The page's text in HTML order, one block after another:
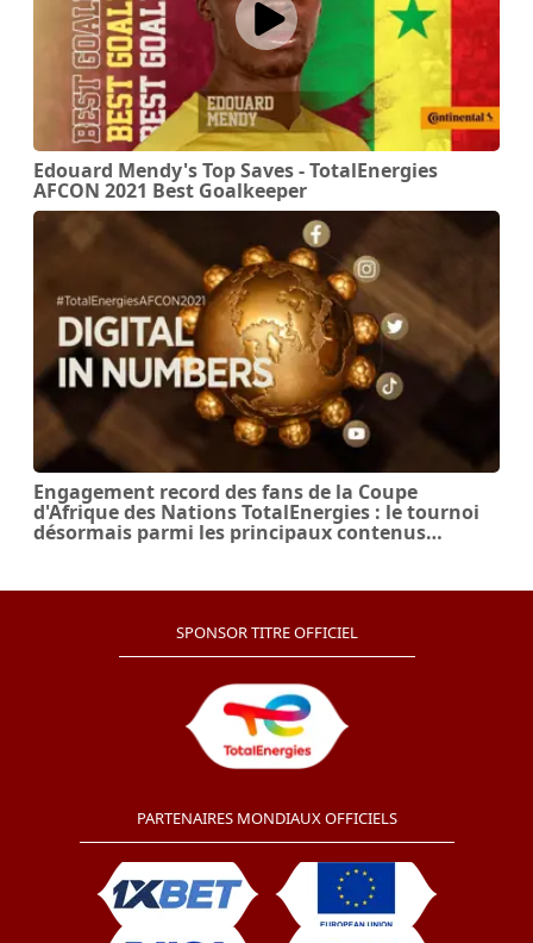
Edouard Mendy's Top Saves - TotalEnergies
AFCON 2021 Best Goalkeeper
Engagement record des fans de la Coupe
d'Afrique des Nations TotalEnergies : le tournoi
désormais parmi les principaux contenus
SPONSOR TITRE OFFICIEL
PARTENAIRES MONDIAUX OFFICIELS